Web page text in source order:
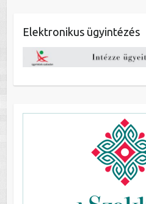
Elektronikus ügyintézés